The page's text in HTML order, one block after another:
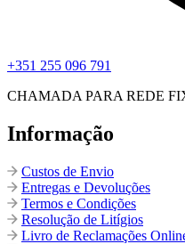
+351 255 096 791
CHAMADA PARA REDE
Informação
Custos de Envio
Entregas e Devoluções
Termos e Condições
Resolução de Litígios
Livro de Reclamações